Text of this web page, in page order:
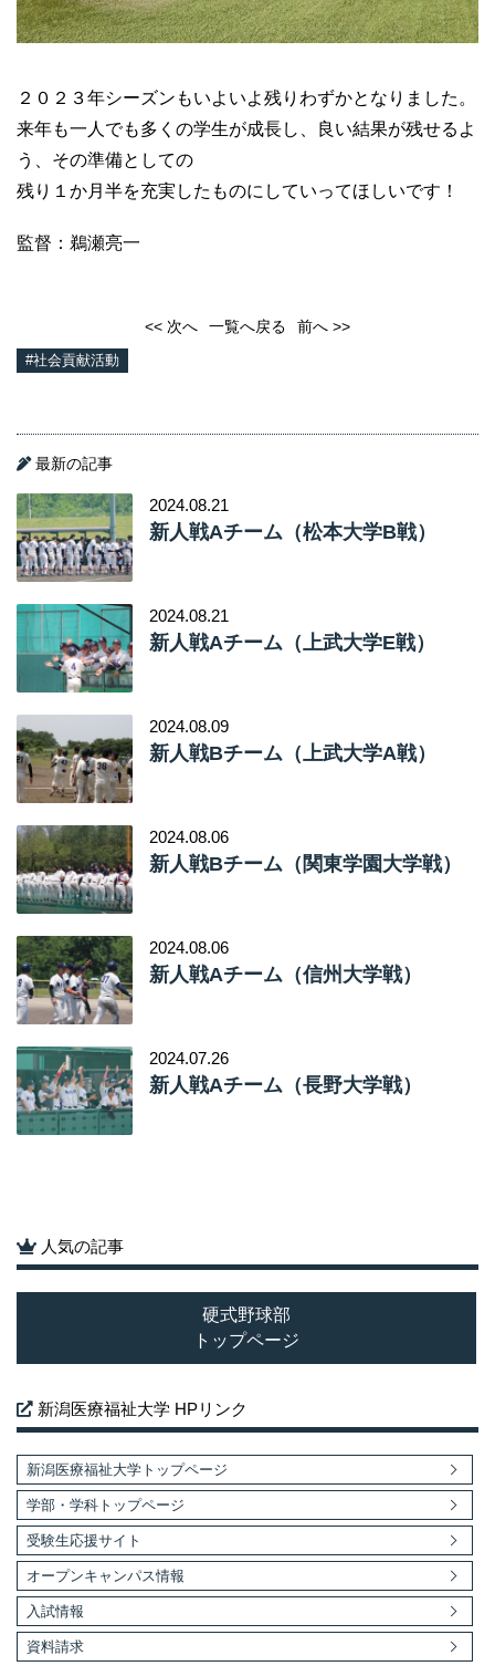
２０２３年シーズンもいよいよ残りわずかとなりました。
来年も一人でも多くの学生が成長し、良い結果が残せるよ
う、その準備としての
残り１か月半を充実したものにしていってほしいです！
監督：鵜瀬亮一
<< 次へ 一覧へ戻る 前へ >>
#社会貢献活動
最新の記事
2024.08.21
新人戦Aチーム（松本大学B戦）
2024.08.21
新人戦Aチーム（上武大学E戦）
2024.08.09
新人戦Bチーム（上武大学A戦）
2024.08.06
新人戦Bチーム（関東学園大学戦）
2024.08.06
新人戦Aチーム（信州大学戦）
2024.07.26
新人戦Aチーム（長野大学戦）
人気の記事
硬式野球部
トップページ
新潟医療福祉大学 HPリンク
新潟医療福祉大学トップページ
学部・学科トップページ
受験生応援サイト
オープンキャンパス情報
入試情報
資料請求